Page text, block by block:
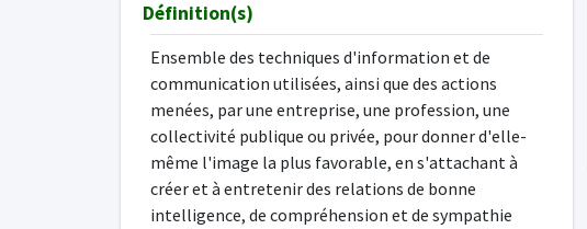
Définition(s)
Ensemble des techniques d'information et de
communication utilisées, ainsi que des actions
menées, par une entreprise, une profession, une
collectivité publique ou privée, pour donner d'elle-
même l'image la plus favorable, en s'attachant à
créer et à entretenir des relations de bonne
intelligence, de compréhension et de sympathie